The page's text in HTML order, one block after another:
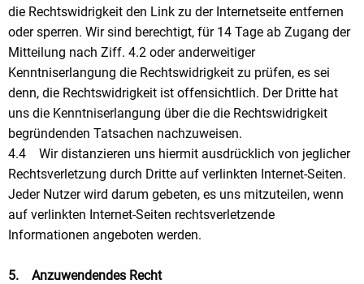
die Rechtswidrigkeit den Link zu der Internetseite entfernen
oder sperren. Wir sind berechtigt, für 14 Tage ab Zugang der
Mitteilung nach Ziff. 4.2 oder anderweitiger
Kenntniserlangung die Rechtswidrigkeit zu prüfen, es sei
denn, die Rechtswidrigkeit ist offensichtlich. Der Dritte hat
uns die Kenntniserlangung über die die Rechtswidrigkeit
begründenden Tatsachen nachzuweisen.
4.4 Wir distanzieren uns hiermit ausdrücklich von jeglicher
Rechtsverletzung durch Dritte auf verlinkten Internet-Seiten.
Jeder Nutzer wird darum gebeten, es uns mitzuteilen, wenn
auf verlinkten Internet-Seiten rechtsverletzende
Informationen angeboten werden.
5. Anzuwendendes Recht